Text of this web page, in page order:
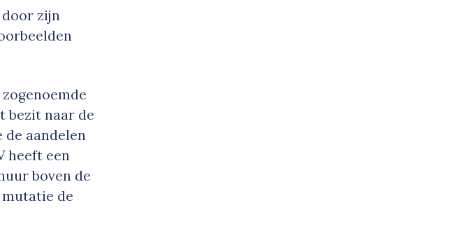
zijn
bezit naar de
aandelen
heeft een
boven de
mutatie de